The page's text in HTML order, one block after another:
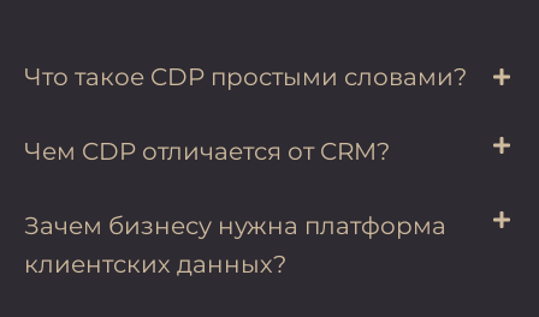
Что такое CDP простыми словами?
Чем CDP отличается от CRM?
Зачем бизнесу нужна платформа
клиентских данных?